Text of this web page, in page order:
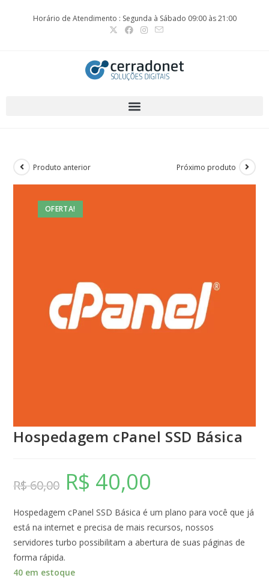
Horário de Atendimento : Segunda à Sábado 09:00 às 21:00
OFERTA!
Produto anterior Próximo produto
Hospedagem cPanel SSD Básica
R$60,00 R$ 40,00
Hospedagem cPanel SSD Básica é um plano para você que já
está na internet e precisa de mais recursos, nossos
servidores turbo possibilitam a abertura de suas páginas de
forma rápida.
40 em estoque